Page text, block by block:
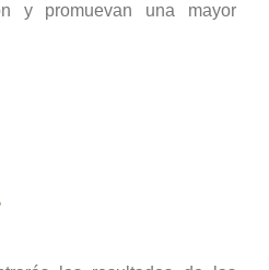
y promuevan una mayor